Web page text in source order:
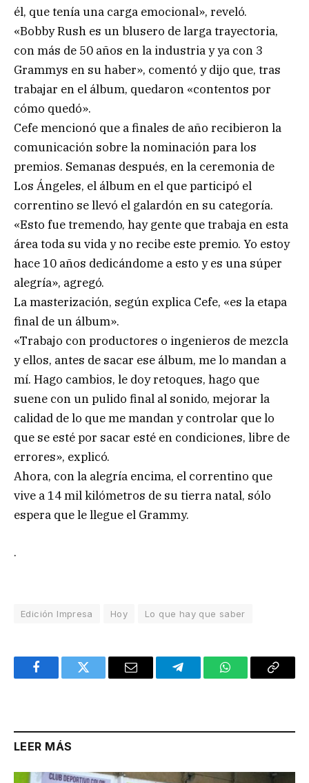
él, que tenía una carga emocional», reveló.
«Bobby Rush es un blusero de larga trayectoria,
con más de 50 años en la industria y ya con 3
Grammys en su haber», comentó y dijo que, tras
trabajar en el álbum, quedaron «contentos por
cómo quedó».
Cefe mencionó que a finales de año recibieron la
comunicación sobre la nominación para los
premios. Semanas después, en la ceremonia de
Los Ángeles, el álbum en el que participó el
correntino se llevó el galardón en su categoría.
«Esto fue tremendo, hay gente que trabaja en esta
área toda su vida y no recibe este premio. Yo estoy
hace 10 años dedicándome a esto y es una súper
alegría», agregó.
La masterización, según explica Cefe, «es la etapa
final de un álbum».
«Trabajo con productores o ingenieros de mezcla
y ellos, antes de sacar ese álbum, me lo mandan a
mí. Hago cambios, le doy retoques, hago que
suene con un pulido final al sonido, mejorar la
calidad de lo que me mandan y controlar que lo
que se esté por sacar esté en condiciones, libre de
errores», explicó.
Ahora, con la alegría encima, el correntino que
vive a 14 mil kilómetros de su tierra natal, sólo
espera que le llegue el Grammy.
.
Edición Impresa Hoy Lo que hay que saber
FacebookTwitter Email TelegramWhatsAppCopy
LEER MÁS